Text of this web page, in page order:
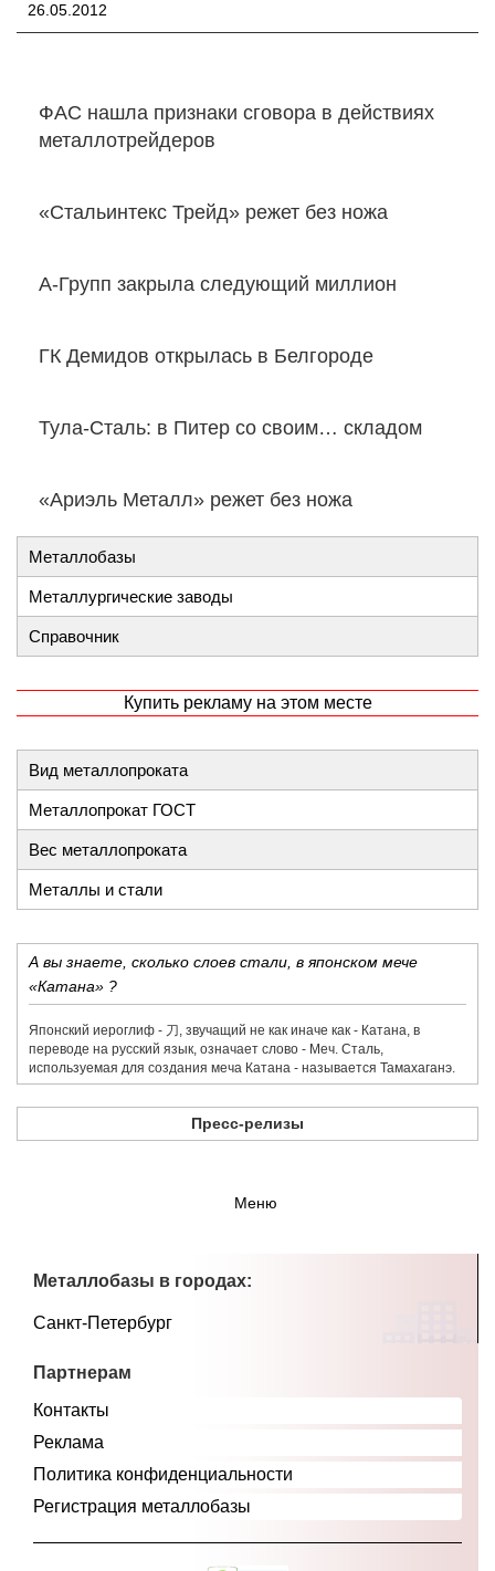
26.05.2012
ФАС нашла признаки сговора в действиях
металлотрейдеров
«Стальинтекс Трейд» режет без ножа
А-Групп закрыла следующий миллион
ГК Демидов открылась в Белгороде
Тула-Сталь: в Питер со своим… складом
«Ариэль Металл» режет без ножа
Металлобазы
Металлургические заводы
Справочник
Купить рекламу на этом месте
Вид металлопроката
Металлопрокат ГОСТ
Вес металлопроката
Металлы и стали
А вы знаете, сколько слоев стали, в японском мече
«Катана» ?
Японский иероглиф - 刀,​ звучащий не как иначе как - Катана, в
переводе на русский язык, означает слово - Меч. Сталь,
используемая для создания меча Катана - называется Тамахаганэ.
Пресс-релизы
Меню
Металлобазы в городах:
Санкт-Петербург
Партнерам
Контакты
Реклама
Политика конфиденциальности
Регистрация металлобазы